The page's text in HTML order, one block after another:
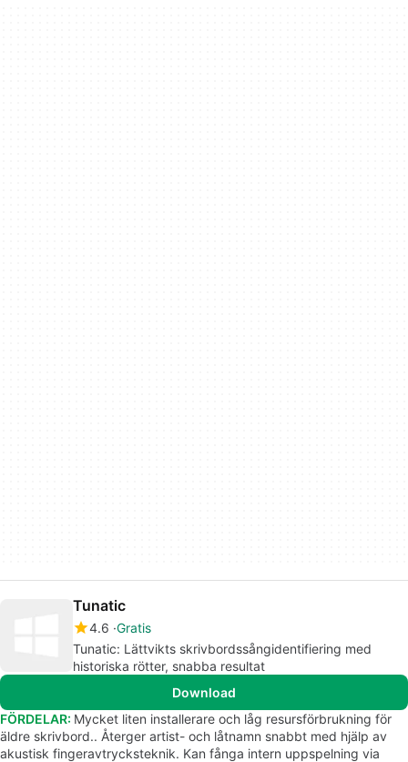
Tunatic
4.6 Gratis
Tunatic: Lättvikts skrivbordssångidentifiering med
historiska rötter, snabba resultat
Download
FÖRDELAR: Mycket liten installerare och låg resursförbrukning för
äldre skrivbord.. Återger artist- och låtnamn snabbt med hjälp av
akustisk fingeravtrycksteknik. Kan fånga intern uppspelning via